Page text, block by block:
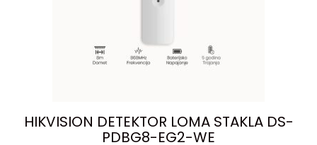
HIKVISION DETEKTOR LOMA STAKLA DS-
PDBG8-EG2-WE